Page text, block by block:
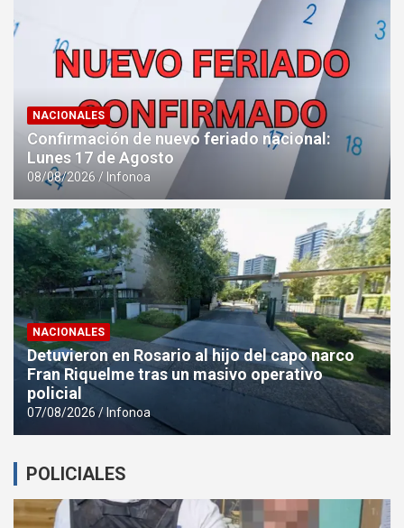
NACIONALES
Confirmación de nuevo feriado nacional:
Lunes 17 de Agosto
08/08/2026 Infonoa
NACIONALES
Detuvieron en Rosario al hijo del capo narco
Fran Riquelme tras un masivo operativo
policial
07/08/2026 Infonoa
POLICIALES